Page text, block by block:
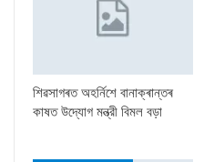
শিৱসাগৰত অহৰ্নিশে বানাক্ৰান্তৰ
কাষত উদ্যোগ মন্ত্রী বিমল বড়া